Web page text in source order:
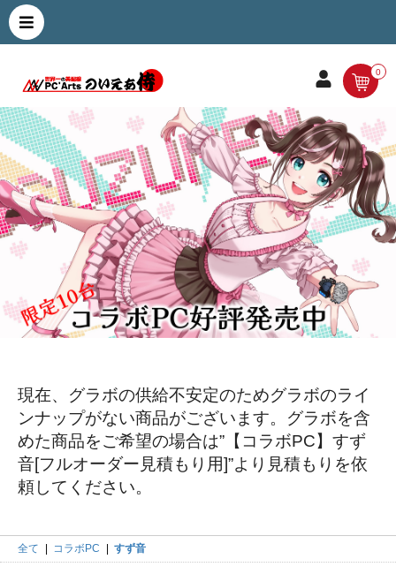
0
現在、グラボの供給不安定のためグラボのライ
ンナップがない商品がございます。グラボを含
めた商品をご希望の場合は”【コラボPC】すず
音[フルオーダー見積もり用]”より見積もりを依
頼してください。
全て コラボPC すず音